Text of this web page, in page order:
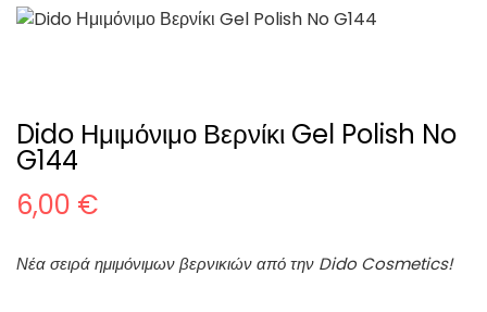
Dido Ημιμόνιμο Βερνίκι Gel Polish No
G144
6,00 €
Νέα σειρά ημιμόνιμων βερνικιών από την Dido Cosmetics!